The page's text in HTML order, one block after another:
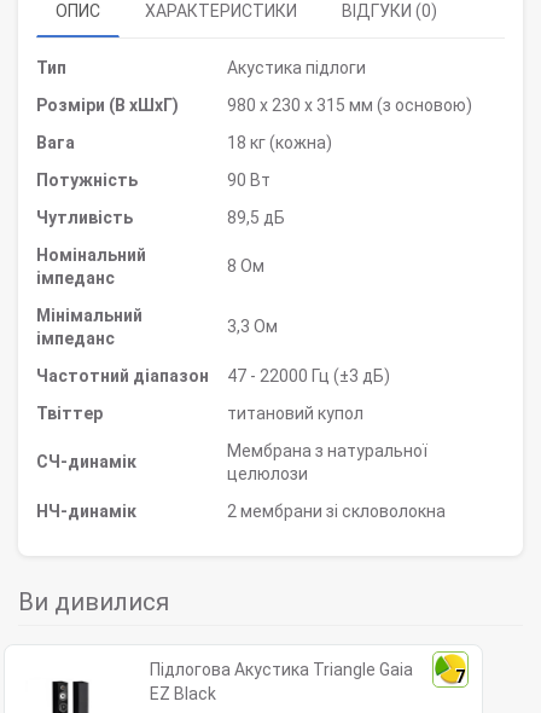
ОПИС ХАРАКТЕРИСТИКИ ВІДГУКИ (0)
Тип
Акустика підлоги
Розміри (В xШxГ)
980 х 230 х 315 мм (з основою)
Вага
18 кг (кожна)
Потужність
90 Вт
Чутливість
89,5 дБ
Номінальний
імпеданс
8 Ом
Мінімальний
імпеданс
3,3 Ом
Частотний діапазон
47 - 22000 Гц (±3 дБ)
Твіттер
титановий купол
СЧ-динамік
Мембрана з натуральної
целюлози
НЧ-динамік
2 мембрани зі скловолокна
Ви дивилися
7
Підлогова Акустика Triangle Gaia
EZ Black